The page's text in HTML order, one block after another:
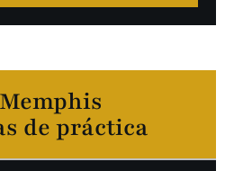
Memphis
de práctica